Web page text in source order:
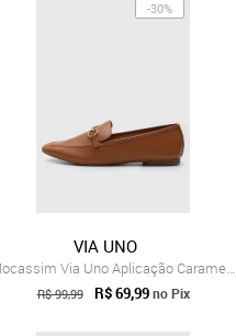
-30%
VIA UNO
Mocassim Via Uno Aplicação Caramelo
R$ 99,99 R$ 69,99 no Pix